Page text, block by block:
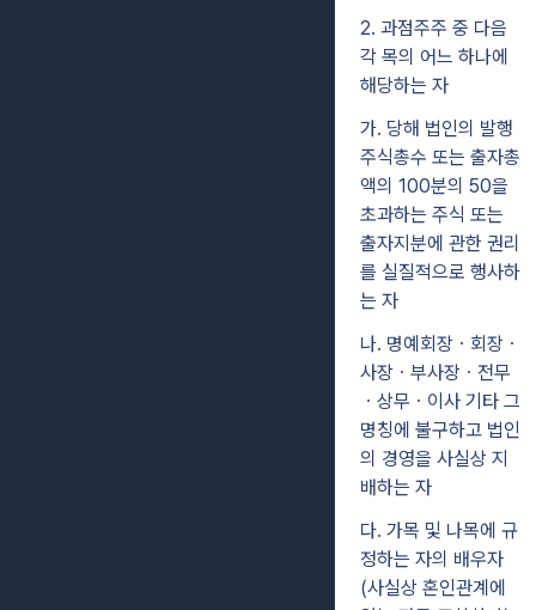
2. 과점주주 중 다음
각 목의 어느 하나에
해당하는 자
가. 당해 법인의 발행
주식총수 또는 출자총
액의 100분의 50을
초과하는 주식 또는
출자지분에 관한 권리
를 실질적으로 행사하
는 자
나. 명예회장ㆍ회장ㆍ
사장ㆍ부사장ㆍ전무
ㆍ상무ㆍ이사 기타 그
명칭에 불구하고 법인
의 경영을 사실상 지
배하는 자
다. 가목 및 나목에 규
정하는 자의 배우자
(사실상 혼인관계에